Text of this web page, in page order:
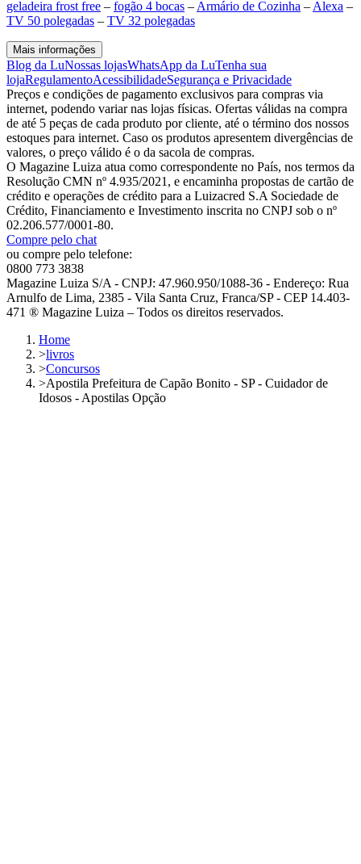
geladeira frost free – fogão 4 bocas – Armário de Cozinha – Alexa –
TV 50 polegadas – TV 32 polegadas
Mais informações
Blog da LuNossas lojasWhatsApp da LuTenha sua
lojaRegulamentoAcessibilidadeSegurança e Privacidade
Preços e condições de pagamento exclusivos para compras via
internet, podendo variar nas lojas físicas. Ofertas válidas na compra
de até 5 peças de cada produto por cliente, até o término dos nossos
estoques para internet. Caso os produtos apresentem divergências de
valores, o preço válido é o da sacola de compras.
O Magazine Luiza atua como correspondente no País, nos termos da
Resolução CMN nº 4.935/2021, e encaminha propostas de cartão de
crédito e operações de crédito para a Luizacred S.A Sociedade de
Crédito, Financiamento e Investimento inscrita no CNPJ sob o nº
02.206.577/0001-80.
Compre pelo chat
ou compre pelo telefone:
0800 773 3838
Magazine Luiza S/A - CNPJ: 47.960.950/1088-36 - Endereço: Rua
Arnulfo de Lima, 2385 - Vila Santa Cruz, Franca/SP - CEP 14.403-
471 ® Magazine Luiza – Todos os direitos reservados.
Home
>livros
>Concursos
>Apostila Prefeitura de Capão Bonito - SP - Cuidador de
Idosos - Apostilas Opção